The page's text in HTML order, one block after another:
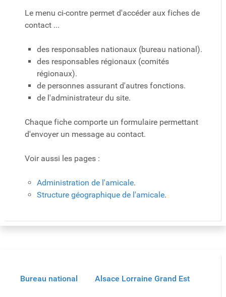
Le menu ci-contre permet d'accéder aux fiches de
contact ...
des responsables nationaux (bureau national).
des responsables régionaux (comités
régionaux).
de personnes assurant d'autres fonctions.
de l'administrateur du site.
Chaque fiche comporte un formulaire permettant
d'envoyer un message au contact.
Voir aussi les pages :
Administration de l'amicale.
Structure géographique de l'amicale.
Bureau national Alsace Lorraine Grand Est